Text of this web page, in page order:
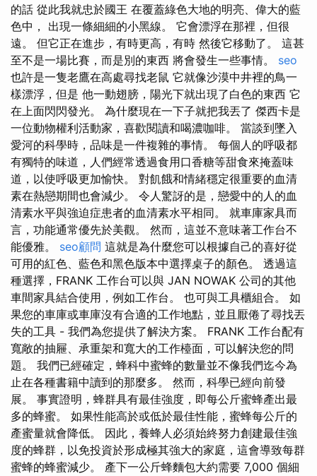
的話 從此我就忠於國王 在覆蓋綠色大地的明亮、偉大的藍
色中， 出現一條細細的小黑線。 它會漂浮在那裡，但很
遠。 但它正在進步，有時更高，有時 然後它移動了。 這甚
至不是一場比賽，而是別的東西 將會發生一些事情。 seo
也許是一隻老鷹在高處尋找老鼠 它就像沙漠中井裡的鳥一
樣漂浮，但是 他一動翅膀，陽光下就出現了白色的東西 它
在上面閃閃發光。 為什麼現在一下子就把我丟了 傑西卡是
一位動物權利活動家，喜歡閱讀和喝濃咖啡。 當談到墜入
愛河的科學時，品味是一件複雜的事情。 每個人的呼吸都
有獨特的味道，人們經常透過食用口香糖等甜食來掩蓋味
道，以使呼吸更加愉快。 對飢餓和情緒穩定很重要的血清
素在熱戀期間也會減少。 令人驚訝的是，戀愛中的人的血
清素水平與強迫症患者的血清素水平相同。 就車庫家具而
言，功能通常優先於美觀。 然而，這並不意味著工作台不
能優雅。 seo顧問 這就是為什麼您可以根據自己的喜好從
可用的紅色、藍色和黑色版本中選擇桌子的顏色。 透過這
種選擇，FRANK 工作台可以與 JAN NOWAK 公司的其他
車間家具結合使用，例如工作台。 也可與工具櫃組合。 如
果您的車庫或車庫沒有合適的工作地點，並且厭倦了尋找丟
失的工具 - 我們為您提供了解決方案。 FRANK 工作台配有
寬敞的抽屜、承重架和寬大的工作檯面，可以解決您的問
題。 我們已經確定，蜂科中蜜蜂的數量並不像我們迄今為
止在各種書籍中讀到的那麼多。 然而，科學已經向前發
展。 事實證明，蜂群具有最佳強度，即每公斤蜜蜂產出最
多的蜂蜜。 如果性能高於或低於最佳性能，蜜蜂每公斤的
產蜜量就會降低。 因此，養蜂人必須始終努力創建最佳強
度的蜂群，以免投資於形成極其強大的家庭，這會導致每群
蜜蜂的蜂蜜減少。 產下一公斤蜂麵包大約需要 7,000 個細